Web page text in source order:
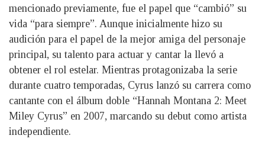
mencionado previamente, fue el papel que “cambió” su
vida “para siempre”. Aunque inicialmente hizo su
audición para el papel de la mejor amiga del personaje
principal, su talento para actuar y cantar la llevó a
obtener el rol estelar. Mientras protagonizaba la serie
durante cuatro temporadas, Cyrus lanzó su carrera como
cantante con el álbum doble “Hannah Montana 2: Meet
Miley Cyrus” en 2007, marcando su debut como artista
independiente.